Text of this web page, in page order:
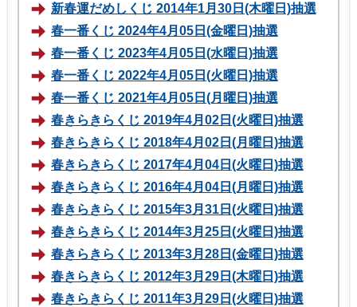
新春運だめしくじ 2014年1月30日(木曜日)抽選
春一番くじ 2024年4月05日(金曜日)抽選
春一番くじ 2023年4月05日(水曜日)抽選
春一番くじ 2022年4月05日(火曜日)抽選
春一番くじ 2021年4月05日(月曜日)抽選
春きらきらくじ 2019年4月02日(火曜日)抽選
春きらきらくじ 2018年4月02日(月曜日)抽選
春きらきらくじ 2017年4月04日(火曜日)抽選
春きらきらくじ 2016年4月04日(月曜日)抽選
春きらきらくじ 2015年3月31日(火曜日)抽選
春きらきらくじ 2014年3月25日(火曜日)抽選
春きらきらくじ 2013年3月28日(金曜日)抽選
春きらきらくじ 2012年3月29日(木曜日)抽選
春きらきらくじ 2011年3月29日(火曜日)抽選